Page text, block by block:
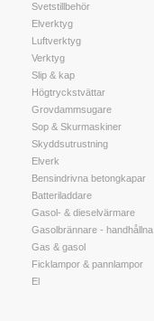
Svetstillbehör
Elverktyg
Luftverktyg
Verktyg
Slip & kap
Högtryckstvättar
Grovdammsugare
Sop & Skurmaskiner
Skyddsutrustning
Elverk
Bensindrivna betongkapar
Batteriladdare
Gasol- & dieselvärmare
Gasolbrännare - handhållna
Gas & gasol
Ficklampor & pannlampor
El